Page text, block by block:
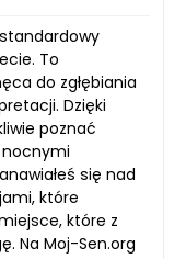
To
do zgłębiania
Dzięki
poznać
nocnymi
się nad
które
które z
Na Moj-Sen.org